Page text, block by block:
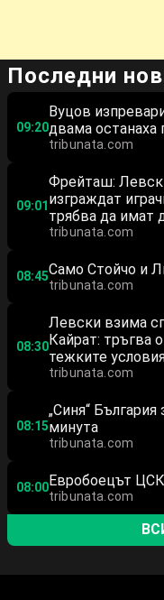
Последни
09:20
Вуцов
двама останаха
tribunata.com
09:01
Фрейташ:
изграждат
трябва да имат
tribunata.com
08:45Само Стойчо и
tribunata.com
08:30
Левски взима
Кайрат: тръгва
тежките
tribunata.com
08:15
„Синя“
минута
tribunata.com
08:00Евробоецът
tribunata.com